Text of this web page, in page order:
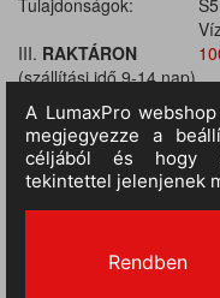
Tulajdonságok:
III. RAKTÁRON
(szállítási idő 9-14 nap)